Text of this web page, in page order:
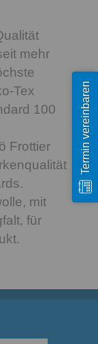
mehr
Tex
100
Frottier
mit
für
Termin vereinbaren